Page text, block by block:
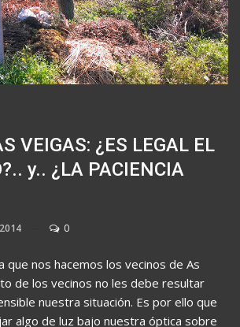
VEIGAS: ¿ES LEGAL EL
y.. ¿LA PACIENCIA
0
que nos hacemos los vecinos de As
de los vecinos no les debe resultar
nuestra situación. Es por ello que
algo de luz bajo nuestra óptica sobre